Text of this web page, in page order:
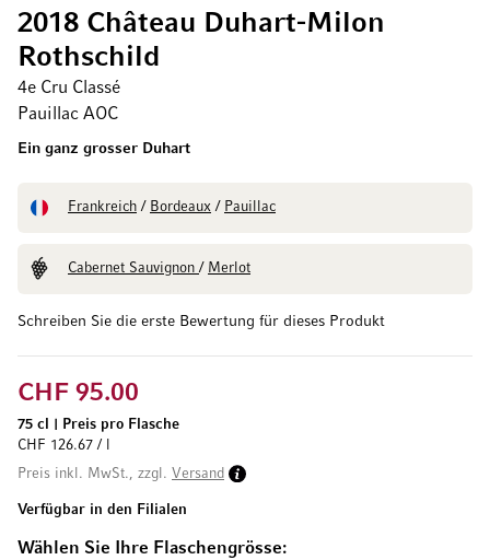
Schreiben Sie die erste Bewertung für dieses Produkt
2018 Château Duhart-Milon
Rothschild
4e Cru Classé
Pauillac AOC
Ein ganz grosser Duhart
Frankreich / Bordeaux / Pauillac
Cabernet Sauvignon/ Merlot
Wählen Sie Ihre Flaschengrösse
CHF 95.00
75 cl
Preis pro Flasche
CHF 126.67 / l
Preis inkl. MwSt., zzgl. Versand
Verfügbar in den Filialen